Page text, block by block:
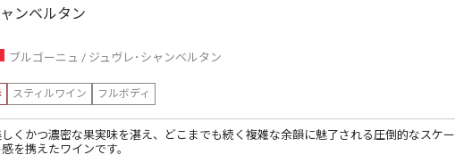
ンベルタン
ブルゴーニュ ジュヴレ･シャンベルタン
スティルワイン フルボディ
くかつ濃密な果実味を湛え、どこまでも続く複雑な余韻に魅了される圧倒的なスケー
を携えたワインです。